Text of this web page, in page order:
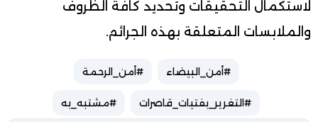
لاستكمال التحقيقات وتحديد كافة الظروف
والملابسات المتعلقة بهذه الجرائم.
#أمن_البيضاء #أمن_الرحمة
#التغرير_بفتيات_قاصرات #مشتبه_به